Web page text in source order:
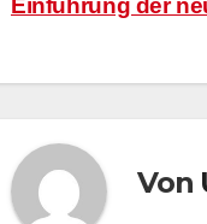
Einführung der
Von